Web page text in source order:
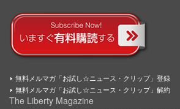
無料メルマガ「お試し☆ニュース・クリップ」登録
無料メルマガ「お試し☆ニュース・クリップ」解約
The Liberty Magazine